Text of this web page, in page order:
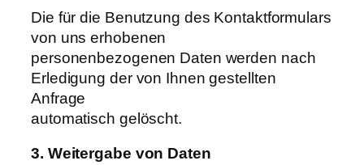
Die für die Benutzung des Kontaktformulars
von uns erhobenen
personenbezogenen Daten werden nach
Erledigung der von Ihnen gestellten
Anfrage
automatisch gelöscht.
3. Weitergabe von Daten